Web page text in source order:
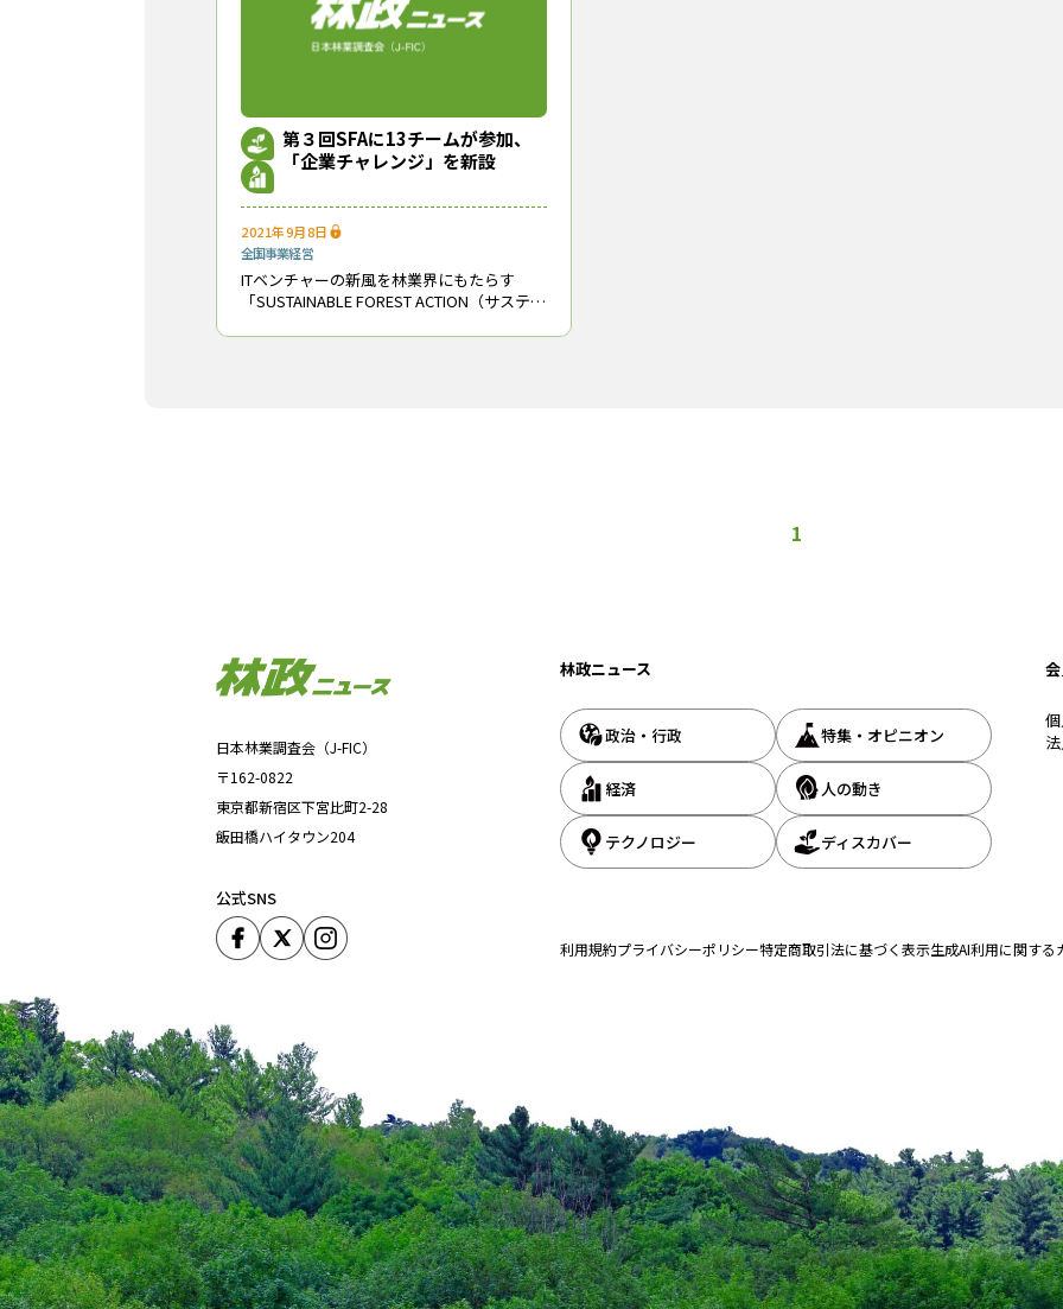
第３回SFAに13チームが参加、
「企業チャレンジ」を新設
2021年9月8日
全国事業経営
ITベンチャーの新風を林業界にもたらす
「SUSTAINABLE FOREST ACTION（サステイ
称「SFA」）のキックオフイベントが８月21
1
日本林業調査会（J-FIC）
〒162-0822
東京都新宿区下宮比町2-28
飯田橋ハイタウン204
公式SNS
林政ニュース
政治・行政 特集・オピニオン
経済 人の動き
テクノロジー ディスカバー
利用規約プライバシーポリシー特定商取引法に基づく表示生成AI利用に関する